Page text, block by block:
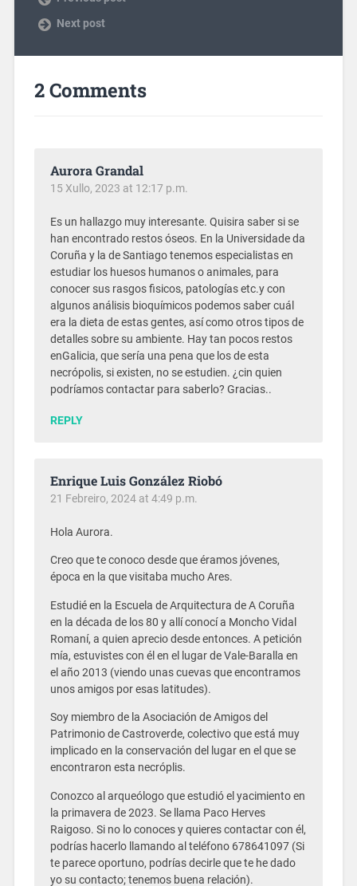
Next post
2 Comments
Aurora Grandal
15 Xullo, 2023 at 12:17 p.m.
Es un hallazgo muy interesante. Quisira saber si se
han encontrado restos óseos. En la Universidade da
Coruña y la de Santiago tenemos especialistas en
estudiar los huesos humanos o animales, para
conocer sus rasgos fisicos, patologías etc.y con
algunos análisis bioquímicos podemos saber cuál
era la dieta de estas gentes, así como otros tipos de
detalles sobre su ambiente. Hay tan pocos restos
enGalicia, que sería una pena que los de esta
necrópolis, si existen, no se estudien. ¿cin quien
podríamos contactar para saberlo? Gracias..
REPLY
Enrique Luis González Riobó
21 Febreiro, 2024 at 4:49 p.m.
Hola Aurora.
Creo que te conoco desde que éramos jóvenes,
época en la que visitaba mucho Ares.
Estudié en la Escuela de Arquitectura de A Coruña
en la década de los 80 y allí conocí a Moncho Vidal
Romaní, a quien aprecio desde entonces. A petición
mía, estuvistes con él en el lugar de Vale-Baralla en
el año 2013 (viendo unas cuevas que encontramos
unos amigos por esas latitudes).
Soy miembro de la Asociación de Amigos del
Patrimonio de Castroverde, colectivo que está muy
implicado en la conservación del lugar en el que se
encontraron esta necróplis.
Conozco al arqueólogo que estudió el yacimiento en
la primavera de 2023. Se llama Paco Herves
Raigoso. Si no lo conoces y quieres contactar con él,
podrías hacerlo llamando al teléfono 678641097 (Si
te parece oportuno, podrías decirle que te he dado
yo su contacto; tenemos buena relación).